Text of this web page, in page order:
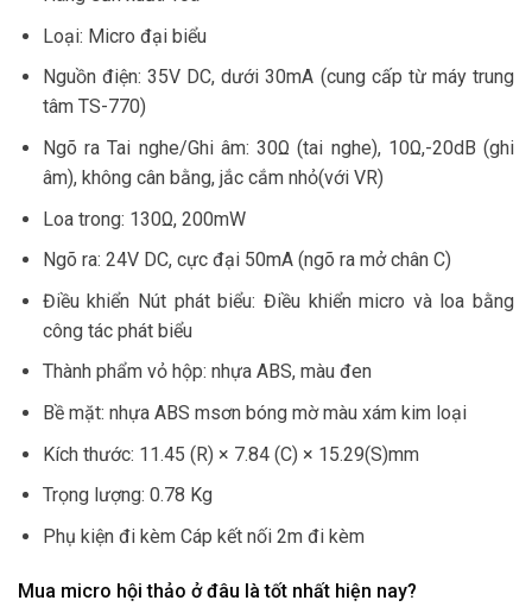
Loại: Micro đại biểu
Nguồn điện: 35V DC, dưới 30mA (cung cấp từ máy trung
tâm TS-770)
Ngõ ra Tai nghe/Ghi âm: 30Ω (tai nghe), 10Ω,-20dB (ghi
âm), không cân bằng, jắc cắm nhỏ(với VR)
Loa trong: 130Ω, 200mW
Ngõ ra: 24V DC, cực đại 50mA (ngõ ra mở chân C)
Điều khiển Nút phát biểu: Điều khiển micro và loa bằng
công tác phát biểu
Thành phẩm vỏ hộp: nhựa ABS, màu đen
Bề mặt: nhựa ABS msơn bóng mờ màu xám kim loại
Kích thước: 11.45 (R) × 7.84 (C) × 15.29(S)mm
Trọng lượng: 0.78 Kg
Phụ kiện đi kèm Cáp kết nối 2m đi kèm
Mua micro hội thảo ở đâu là tốt nhất hiện nay?